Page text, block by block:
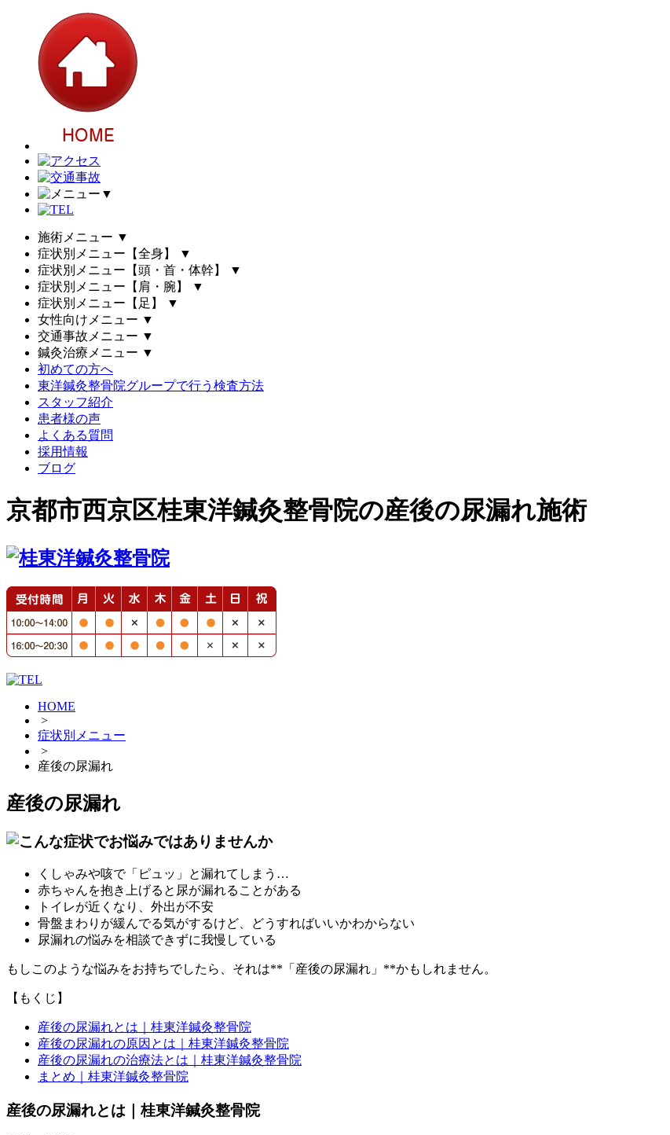
▼
施術メニュー ▼
症状別メニュー【全身】
▼
症状別メニュー【頭・首・体幹】
▼
症状別メニュー【肩・腕】
▼
症状別メニュー【足】
▼
女性向けメニュー ▼
交通事故メニュー ▼
鍼灸治療メニュー ▼
初めての方へ
東洋鍼灸整骨院グループで行う検査方法
スタッフ紹介
患者様の声
よくある質問
採用情報
ブログ
京都市西京区桂東洋鍼灸整骨院の産後の尿漏れ施術
HOME
>
症状別メニュー
>
産後の尿漏れ
産後の尿漏れ
くしゃみや咳で「ピュッ」と漏れてしまう…
赤ちゃんを抱き上げると尿が漏れることがある
トイレが近くなり、外出が不安
骨盤まわりが緩んでる気がするけど、どうすればいいかわからない
尿漏れの悩みを相談できずに我慢している
もしこのような悩みをお持ちでしたら、それは**「産後の尿漏れ」**かもしれません。
【もくじ】
産後の尿漏れとは｜桂東洋鍼灸整骨院
産後の尿漏れの原因とは｜桂東洋鍼灸整骨院
産後の尿漏れの治療法とは｜桂東洋鍼灸整骨院
まとめ｜桂東洋鍼灸整骨院
産後の尿漏れとは｜桂東洋鍼灸整骨院